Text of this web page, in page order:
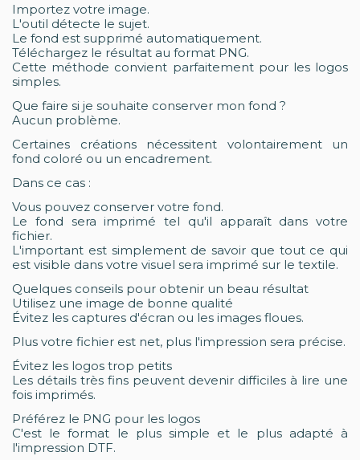
Importez votre image.
L'outil détecte le sujet.
Le fond est supprimé automatiquement.
Téléchargez le résultat au format PNG.
Cette méthode convient parfaitement pour les logos
simples.
Que faire si je souhaite conserver mon fond ?
Aucun problème.
Certaines créations nécessitent volontairement un
fond coloré ou un encadrement.
Dans ce cas :
Vous pouvez conserver votre fond.
Le fond sera imprimé tel qu'il apparaît dans votre
fichier.
L'important est simplement de savoir que tout ce qui
est visible dans votre visuel sera imprimé sur le textile.
Quelques conseils pour obtenir un beau résultat
Utilisez une image de bonne qualité
Évitez les captures d'écran ou les images floues.
Plus votre fichier est net, plus l'impression sera précise.
Évitez les logos trop petits
Les détails très fins peuvent devenir difficiles à lire une
fois imprimés.
Préférez le PNG pour les logos
C'est le format le plus simple et le plus adapté à
l'impression DTF.